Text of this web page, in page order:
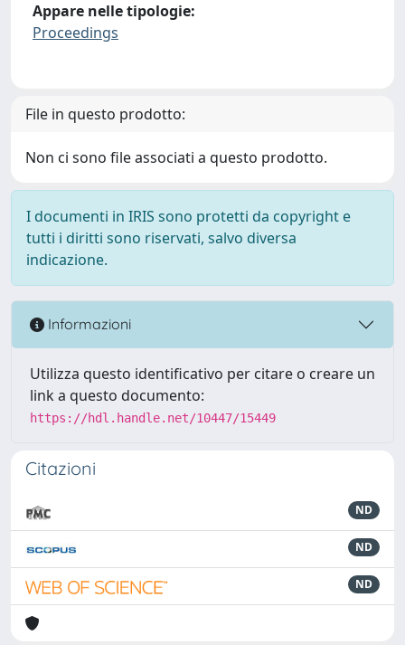
Appare nelle tipologie:
Proceedings
File in questo prodotto:
Non ci sono file associati a questo prodotto.
I documenti in IRIS sono protetti da copyright e
tutti i diritti sono riservati, salvo diversa
indicazione.
Informazioni
Utilizza questo identificativo per citare o creare un
link a questo documento:
https://hdl.handle.net/10447/15449
Citazioni
ND
ND
ND